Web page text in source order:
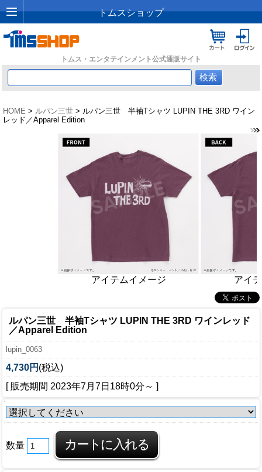
トムスショップ
トムス・エンタテインメント公式通販サイト
HOME > ルパン三世 > ルパン三世 半袖Tシャツ LUPIN THE 3RD ワイン
レッド／Apparel Edition
アイテムイメージ アイ
ルパン三世 半袖Tシャツ LUPIN THE 3RD ワインレッド
／Apparel Edition
lupin_0063
4,730円 (税込)
[ 販売期間 2023年7月7日18時0分 ～ ]
数量